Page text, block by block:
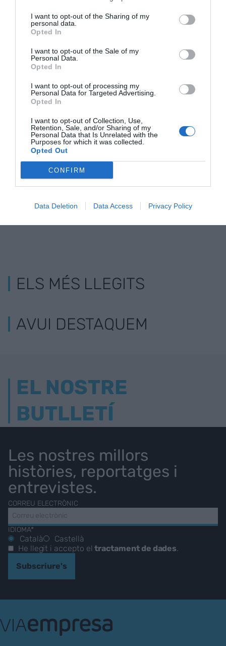
I want to opt-out of the Sharing of my
personal data.
Opted In
I want to opt-out of the Sale of my
Personal Data.
Opted In
I want to opt-out of processing my
Personal Data for Targeted Advertising.
Opted In
I want to opt-out of Collection, Use,
Retention, Sale, and/or Sharing of my
Personal Data that Is Unrelated with the
Purposes for which it was collected.
Opted Out
CONFIRM
Data Deletion Data Access Privacy Policy
RELACIONADES
El Sónar+D anuncia
els primers
mentors de l'edició
2018
El Sónar+D busca
innovació i startups
els últims
artificial i
ELS MÉS LLEGITS
AVUI DESTAQUEM
EL NOSTRE
BUTLLETÍ
Les nostres millors
històries, reportatges i
entrevistes.
CORREU ELECTRÒNIC
IDIOMA*
Català
Castellà
He llegit i accepto eltractament de dades.
Subscriure's